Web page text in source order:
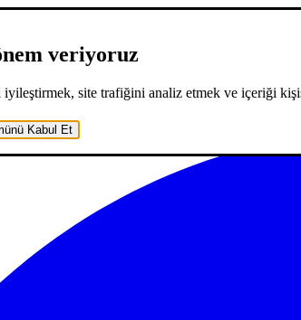
veriyoruz
site trafiğini analiz etmek ve içeriği
Kabul Et
kariyer2 blogiletişim
neler yaptık